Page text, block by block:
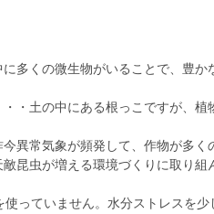
多くの微生物がいることで、豊か
・土の中にある根っこですが、植
異常気象が頻発して、作物が多く
昆虫が増える環境づくりに取り組
っていません。水分ストレスを少